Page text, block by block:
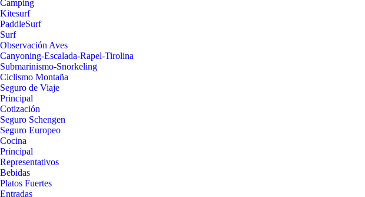
Camping
Kitesurf
PaddleSurf
Surf
Observación Aves
Canyoning-Escalada-Rapel-Tirolina
Submarinismo-Snorkeling
Ciclismo Montaña
Seguro de Viaje
Principal
Cotización
Seguro Schengen
Seguro Europeo
Cocina
Principal
Representativos
Bebidas
Platos Fuertes
Entradas